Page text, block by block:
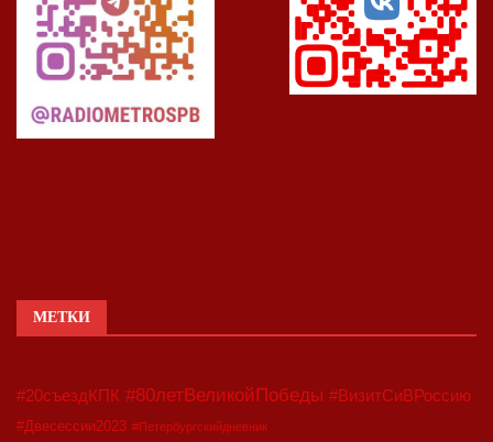
МЕТКИ
#20съездКПК #80летВеликойПобеды #ВизитСиВРоссию
#Двесессии2023 #Петербургскийдневник